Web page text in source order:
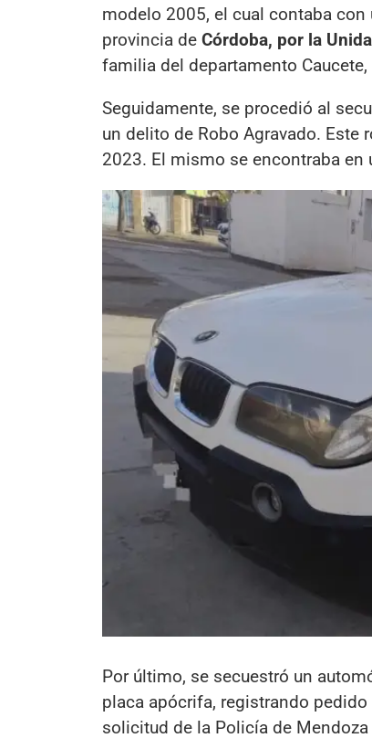
modelo 2005, el cual contaba
provincia de Córdoba, por la
familia del departamento
Seguidamente, se procedió al
un delito de Robo Agravado.
2023. El mismo se encontraba en
Por último, se secuestró un
placa apócrifa, registrando
solicitud de la Policía de